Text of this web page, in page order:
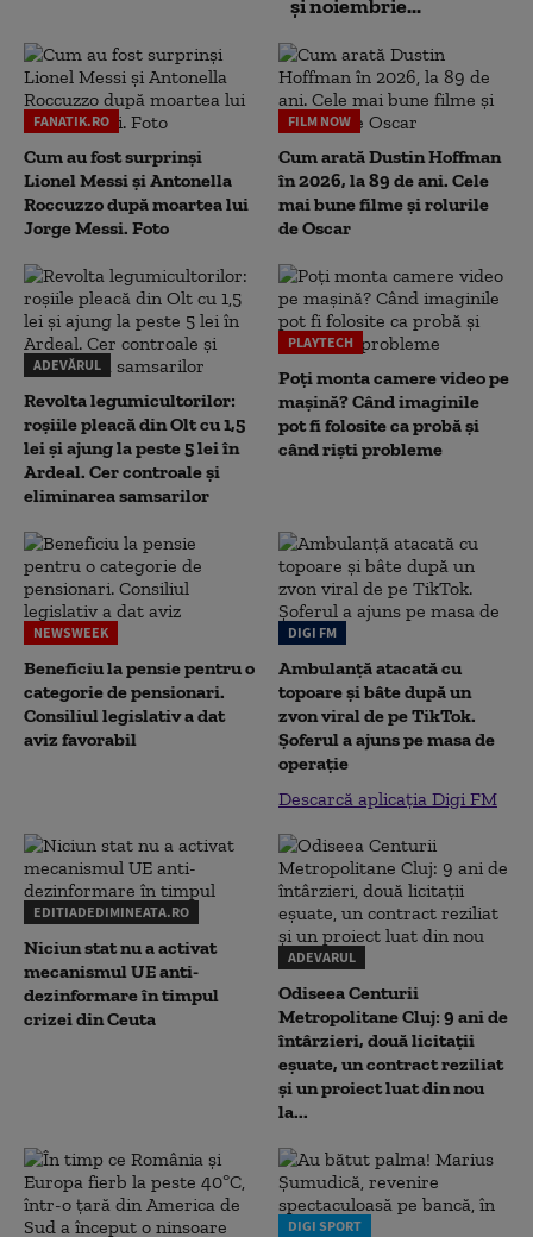
și noiembrie...
FANATIK.RO
Cum au fost surprinși
Lionel Messi și Antonella
Roccuzzo după moartea lui
Jorge Messi. Foto
FILM NOW
Cum arată Dustin Hoffman
în 2026, la 89 de ani. Cele
mai bune filme și rolurile
de Oscar
ADEVĂRUL
Revolta legumicultorilor:
roșiile pleacă din Olt cu 1,5
lei și ajung la peste 5 lei în
Ardeal. Cer controale și
eliminarea samsarilor
PLAYTECH
Poți monta camere video pe
mașină? Când imaginile
pot fi folosite ca probă și
când riști probleme
NEWSWEEK
Beneficiu la pensie pentru o
categorie de pensionari.
Consiliul legislativ a dat
aviz favorabil
DIGI FM
Ambulanță atacată cu
topoare și bâte după un
zvon viral de pe TikTok.
Șoferul a ajuns pe masa de
operație
Descarcă aplicația Digi FM
EDITIADEDIMINEATA.RO
Niciun stat nu a activat
mecanismul UE anti-
dezinformare în timpul
crizei din Ceuta
ADEVARUL
Odiseea Centurii
Metropolitane Cluj: 9 ani de
întârzieri, două licitații
eșuate, un contract reziliat
și un proiect luat din nou
la...
DIGI SPORT